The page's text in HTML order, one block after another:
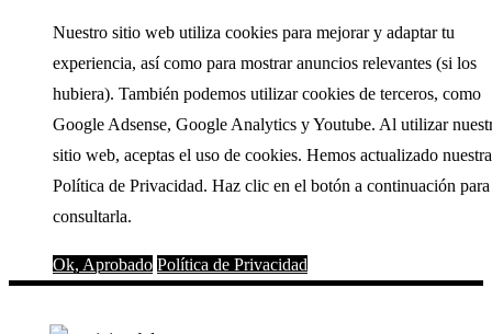
Nuestro sitio web utiliza cookies para mejorar y adaptar tu
experiencia, así como para mostrar anuncios relevantes (si los
hubiera). También podemos utilizar cookies de terceros, como
Google Adsense, Google Analytics y Youtube. Al utilizar
sitio web, aceptas el uso de cookies. Hemos actualizado nuestra
Política de Privacidad. Haz clic en el botón a continuación para
consultarla.
Ok, Aprobado Política de Privacidad